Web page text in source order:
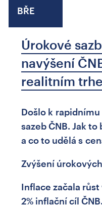
BŘE
Úrokové
navýšení
realitním
Došlo k
sazeb ČNB. Jak
a co to udělá s
Zvýšení
Inflace začala
2% inflační cíl